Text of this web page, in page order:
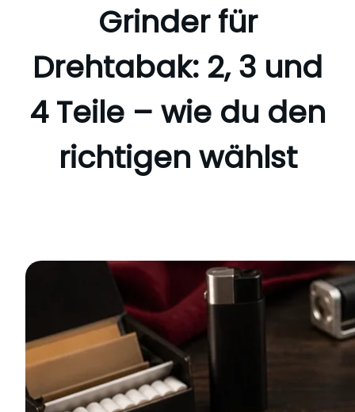
Grinder für
Drehtabak: 2, 3 und
4 Teile – wie du den
richtigen wählst